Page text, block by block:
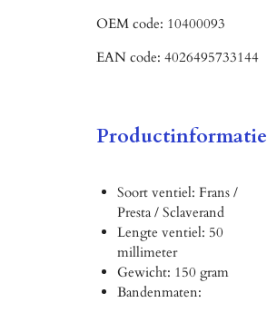
OEM code: 10400093
EAN code: 4026495733144
Productinformatie
Soort ventiel: Frans /
Presta / Sclaverand
Lengte ventiel: 50
millimeter
Gewicht: 150 gram
Bandenmaten: